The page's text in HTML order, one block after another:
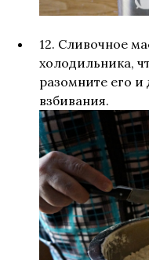
12. Сливочное
холодильника,
разомните его и
взбивания.